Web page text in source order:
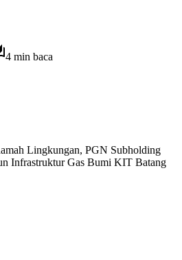
4 min baca
Lingkungan, PGN Subholding
Infrastruktur Gas Bumi KIT Batang